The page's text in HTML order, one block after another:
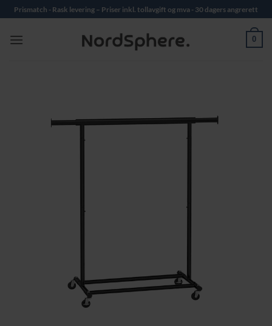
Skip
to
content
Prismatch - Rask levering – Priser inkl. tollavgift og mva - 30 dagers angrerett
0